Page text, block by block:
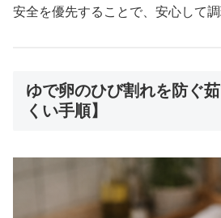
安全を優先することで、安心して調
ゆで卵のひび割れを防ぐ
くい手順】